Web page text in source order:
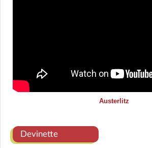
Austerlitz
Devinette